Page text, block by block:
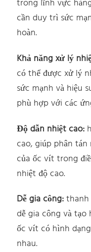
trong lĩnh vực
cần duy trì sức
hoàn.
Khả năng xử lý
có thể được xử lý
sức mạnh và hiệu
phù hợp với các
Độ dẫn nhiệt cao:
cao, giúp phân
của ốc vít trong
nhiệt độ cao.
Dễ gia công:
dễ gia công và tạo
ốc vít có hình
nhau.